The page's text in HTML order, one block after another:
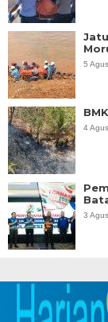
5
4
3